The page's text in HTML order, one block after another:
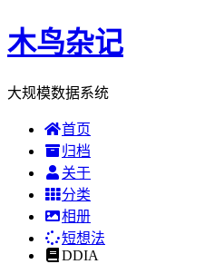
木鸟杂记
大规模数据系统
首页
归档
关于
分类
相册
短想法
DDIA